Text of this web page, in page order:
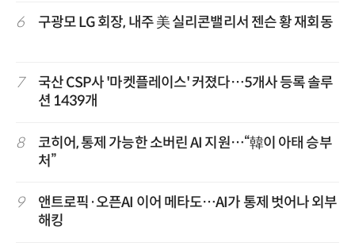
6 구광모 LG 회장, 내주 美 실리콘밸리서 젠슨 황 재회동
7
국산 CSP사 '마켓플레이스' 커졌다…5개사 등록 솔루
션 1439개
8
코히어, 통제 가능한 소버린 AI 지원…“韓이 아태 승부
처”
9
앤트로픽·오픈AI 이어 메타도…AI가 통제 벗어나 외부
해킹